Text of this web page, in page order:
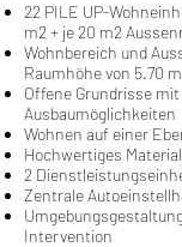
22 PILE UP-
m2 + je 20 m2
Wohnbereich und
Raumhöhe von 5.70 m
Offene Grundrisse
Ausbaumöglichkeiten
Wohnen auf einer
Hochwertiges
2
Zentrale
Intervention